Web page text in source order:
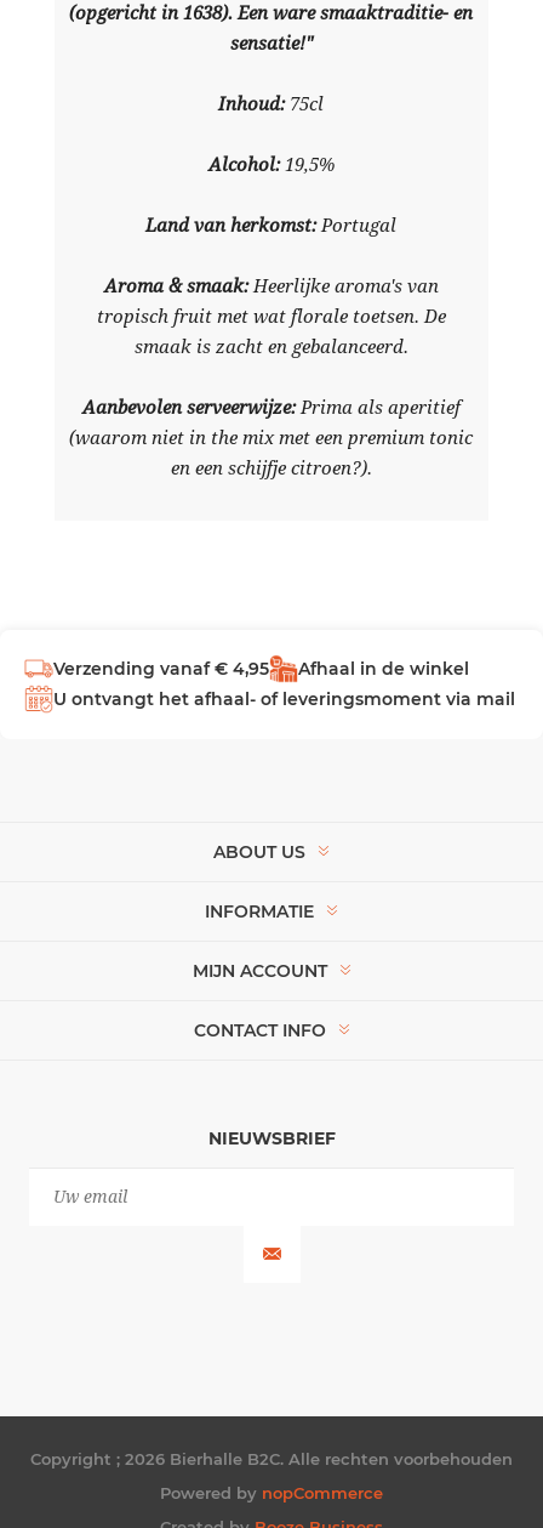
(opgericht in 1638). Een ware smaaktraditie- en
sensatie!"
Inhoud: 75cl
Alcohol:19,5%
Land van herkomst:Portugal
Aroma & smaak:Heerlijke aroma's van
tropisch fruit met wat florale toetsen. De
smaak is zacht en gebalanceerd.
Aanbevolen serveerwijze:Prima als aperitief
(waarom niet in the mix met een premium tonic
en een schijfje citroen?).
Verzending vanaf € 4,95
Afhaal in de winkel
U ontvangt het afhaal- of leveringsmoment via mail
ABOUT US
INFORMATIE
MIJN ACCOUNT
CONTACT INFO
NIEUWSBRIEF
Copyright ; 2026 Bierhalle B2C. Alle rechten voorbehouden
Powered by nopCommerce